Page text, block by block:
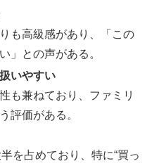
も高級感があり、「この
」との声がある。
いやすい
も兼ねており、ファミリ
評価がある。
を占めており、特に“買っ